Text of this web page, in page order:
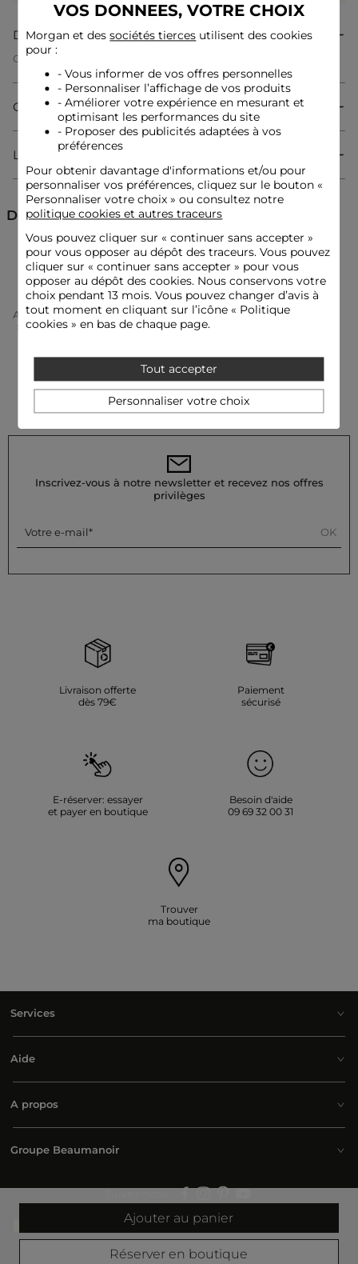
Ajouter au panier
Réserver en boutique
Description
Cette écharpe en fausse fourrure incarne une élégance
féminine et moderne. Sa texture visuelle apporte un charme
sophistiqué, parfait pour rehausser vos tenues avec style. Un
accessoire tendance qui sublime chaque détail de votre
allure.
Écharpe
Fausse fourrure
L'écharpe en fausse fourrure sublime une robe ajustée et un
manteau long, accompagnés d'un sac structuré pour une
allure sophistiquée.
Cette écharpe douce s'accorde avec un pantalon taille haute,
un top fluide et une veste courte pour jouer sur les contrastes
Conseil entretien
Lavez votre écharpe en machine à 30°C, en choisissant un
est fortement déconseillé. Le repassage n'est pas préconisé
Référence : 32536311040430978 252-5DOUVO
Couleur :Echarpes femme beige
Composition & Entretien
Livraison & Retour
Découvrez aussi
Echarpes
Accueil Accessoires Femme
Echarpes Femme
Écharpe Fausse Fourrure Ivoire Femme
Inscrivez-vous à notre newsletter et recevez nos offres
privilèges
Votre e-mail OK
Livraison offerte
dès 79€
Paiement
sécurisé
E-réserver: essayer
et payer en boutique
Besoin d'aide
09 69 32 00 31
Trouver
ma boutique
Services
Aide
A propos
Groupe Beaumanoir
VOS DONNEES, VOTRE CHOIX
Morgan et dessociétés tierces utilisent des cookies
pour :
- Vous informer de vos offres personnelles
- Personnaliser l’affichage de vos produits
- Améliorer votre expérience en mesurant et
optimisant les performances du site
- Proposer des publicités adaptées à vos
préférences
Pour obtenir davantage d'informations et/ou pour
personnaliser vos préférences, cliquez sur le bouton «
Personnaliser votre choix » ou consultez notre
politique cookies et autres traceurs
Vous pouvez cliquer sur « continuer sans accepter»
pour vous opposer au dépôt des traceurs. Vous pouvez
cliquer sur « continuer sans accepter » pour vous
opposer au dépôt des cookies. Nous conservons votre
choix pendant 13 mois. Vous pouvez changer d’avis à
tout moment en cliquant sur l’icône « Politique
cookies » en bas de chaque page.
Tout accepter
Personnaliser votre choix